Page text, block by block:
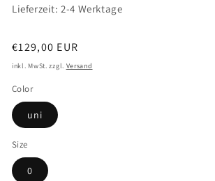
Lieferzeit: 2-4 Werktage
Normaler
Preis
€129,00 EUR
inkl. MwSt. zzgl. Versand
Color
uni
Size
0